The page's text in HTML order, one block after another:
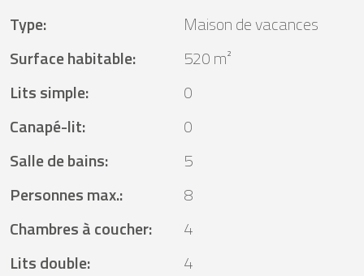
Type:
Maison de vacances
Surface habitable:
520 m²
Lits simple:
0
Canapé-lit:
0
Salle de bains:
5
Personnes max.:
8
Chambres à coucher:
4
Lits double:
4